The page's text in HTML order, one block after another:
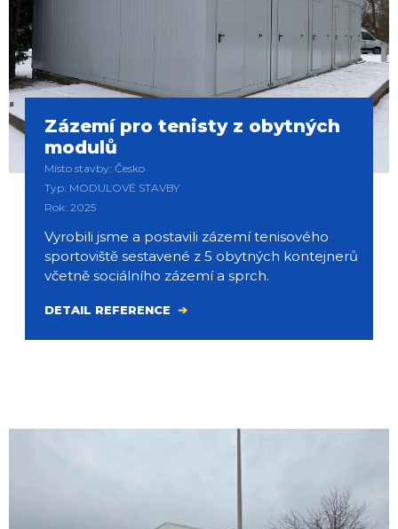
Zázemí pro tenisty z obytných
modulů
Místo stavby: Česko
Typ: MODULOVÉ STAVBY
Rok: 2025
Vyrobili jsme a postavili zázemí tenisového
sportoviště sestavené z 5 obytných kontejnerů
včetně sociálního zázemí a sprch.
DETAIL REFERENCE